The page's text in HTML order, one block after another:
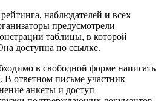
наблюдателей и всех
предусмотрели
таблицы, в которой
доступна по ссылке.
в свободной форме написать
В ответном письме участник
анкеты и доступ